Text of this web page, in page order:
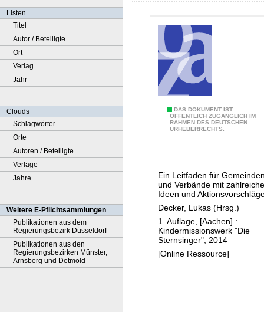
Listen
Titel
Autor / Beteiligte
Ort
Verlag
Jahr
Clouds
Schlagwörter
Orte
Autoren / Beteiligte
Verlage
Jahre
Weitere E-Pflichtsammlungen
Publikationen aus dem
Regierungsbezirk Düsseldorf
Publikationen aus den
Regierungsbezirken Münster,
Arnsberg und Detmold
DAS DOKUMENT IST
ÖFFENTLICH ZUGÄNGLICH IM
RAHMEN DES DEUTSCHEN
URHEBERRECHTS.
u
r
c
h
d
a
s
Ein Leitfaden für
und Verbände mit
Ideen und
Decker, Lukas (Hrsg.)
1. Auflage, [Aachen] :
Kindermissionswerk "Die
Sternsinger", 2014
[Online Ressource]